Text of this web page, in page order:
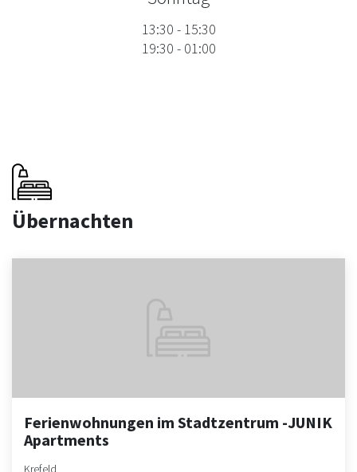
13:30 - 15:30
19:30 - 01:00
Übernachten
Ferienwohnungen im Stadtzentrum -JUNIK
Apartments
Krefeld